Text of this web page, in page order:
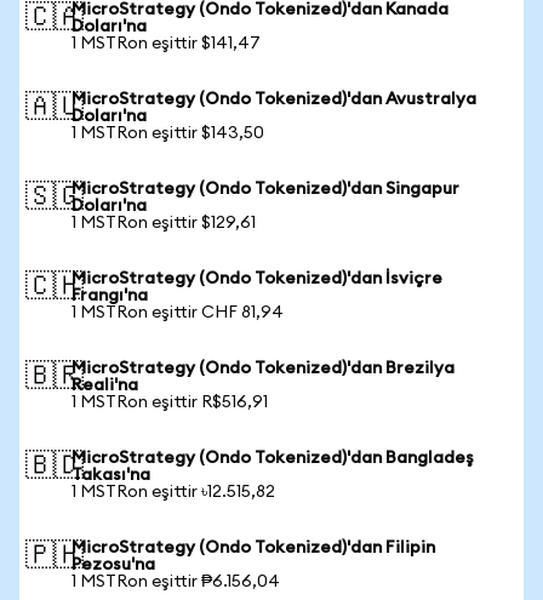
🇨🇦MicroStrategy (Ondo Tokenized)'dan Kanada
Doları'na
1 MSTRon eşittir $141,47
🇦🇺MicroStrategy (Ondo Tokenized)'dan Avustralya
Doları'na
1 MSTRon eşittir $143,50
🇸🇬MicroStrategy (Ondo Tokenized)'dan Singapur
Doları'na
1 MSTRon eşittir $129,61
🇨🇭MicroStrategy (Ondo Tokenized)'dan İsviçre
Frangı'na
1 MSTRon eşittir CHF 81,94
🇧🇷MicroStrategy (Ondo Tokenized)'dan Brezilya
Reali'na
1 MSTRon eşittir R$516,91
🇧🇩MicroStrategy (Ondo Tokenized)'dan Bangladeş
Takası'na
1 MSTRon eşittir ৳12.515,82
🇵🇭MicroStrategy (Ondo Tokenized)'dan Filipin
Pezosu'na
1 MSTRon eşittir ₱6.156,04